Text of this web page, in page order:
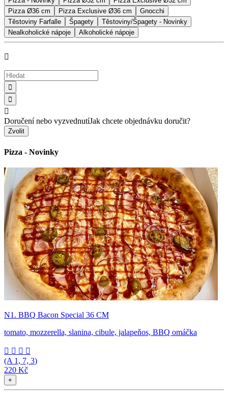
Pizza Ø36 cm
Pizza Exclusive Ø36 cm
Gnocchi
Těstoviny Farfalle
Špagety
Těstoviny/Špagety - Novinky
Nealkoholické nápoje
Alkoholické nápoje




Doručení nebo vyzvednutíJak chcete objednávku doručit?
Zvolit
Pizza - Novinky
N1. BBQ Bacon Special 36 CM
tomato, mozzerella, slanina, cibule, jalapeňos, BBQ omáčka
   
(A 1, 7, 3)
220 Kč
+